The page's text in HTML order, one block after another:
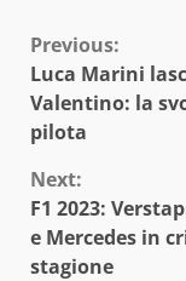
Continue
Reading
Previous:
Luca Marini
Valentino: la
pilota
Next:
F1 2023:
e Mercedes in
stagione